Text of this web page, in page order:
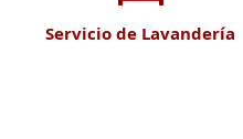
Servicio de Lavandería